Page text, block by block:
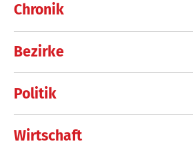
Chronik
Bezirke
Politik
Wirtschaft